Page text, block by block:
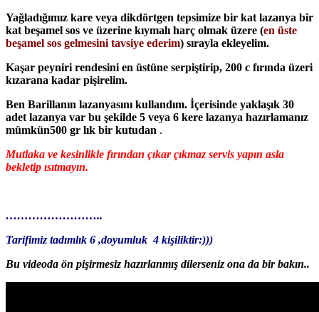
Yağladığımız kare veya dikdörtgen tepsimize bir kat lazanya bir
kat beşamel sos ve üzerine kıymalı harç olmak üzere (en üste
beşamel sos gelmesini tavsiye ederim) sırayla ekleyelim.
Kaşar peyniri rendesini en üstüne serpiştirip, 200 c fırında üzeri
kızarana kadar pişirelim.
Ben Barillanın lazanyasını kullandım. İçerisinde yaklaşık 30
adet lazanya var bu şekilde 5 veya 6 kere lazanya hazırlamanız
mümkün500 gr lık bir kutudan .
Mutlaka ve kesinlikle fırından çıkar çıkmaz servis yapın asla
bekletip ısıtmayın.
……………………..
Tarifimiz tadımlık 6 ,doyumluk 4 kişiliktir:)))
Bu videoda ön pişirmesiz hazırlanmış dilerseniz ona da bir bakın..